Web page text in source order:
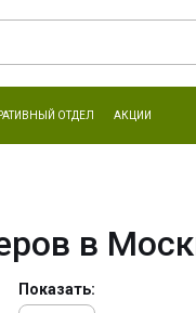
ОТДЕЛ АКЦИИ
в
Показать: